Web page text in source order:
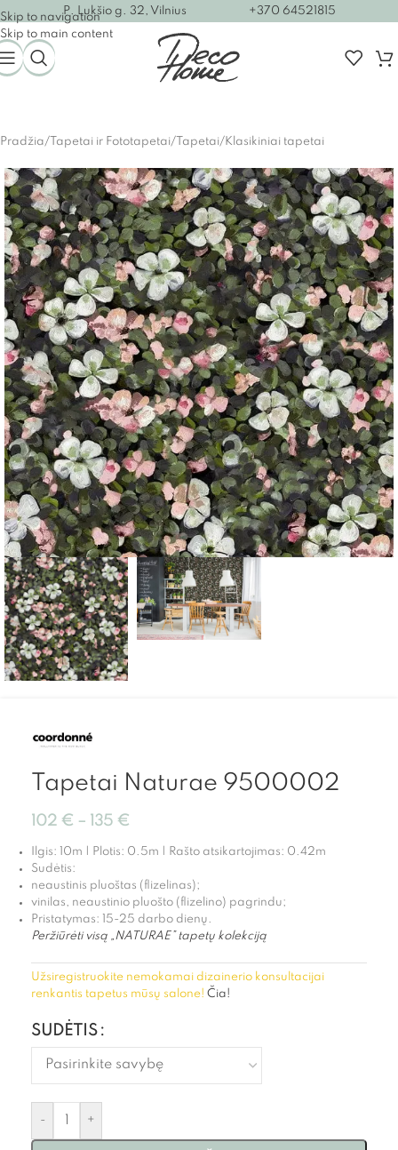
Skip to navigation
Skip to main content
P. Lukšio g. 32, Vilnius +370 64521815
Pradžia/ Tapetai ir Fototapetai/ Tapetai/Klasikiniai tapetai
Tapetai Naturae 9500002
102 € – 135 €
Ilgis: 10m | Plotis: 0.5m | Rašto atsikartojimas: 0.42m
Sudėtis:
neaustinis pluoštas (flizelinas);
vinilas, neaustinio pluošto (flizelino) pagrindu;
Pristatymas: 15-25 darbo dienų.
Peržiūrėti visą „NATURAE” tapetų kolekciją
Užsiregistruokite nemokamai dizainerio konsultacijai
renkantis tapetus mūsų salone! Čia!
SUDĖTIS
- +